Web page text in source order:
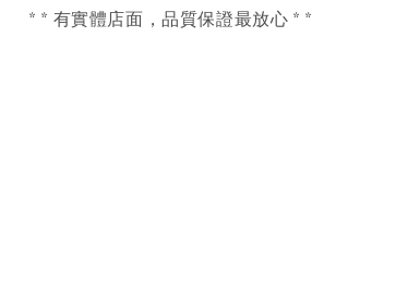
* * 有實體店面，品質保證最放心 * *